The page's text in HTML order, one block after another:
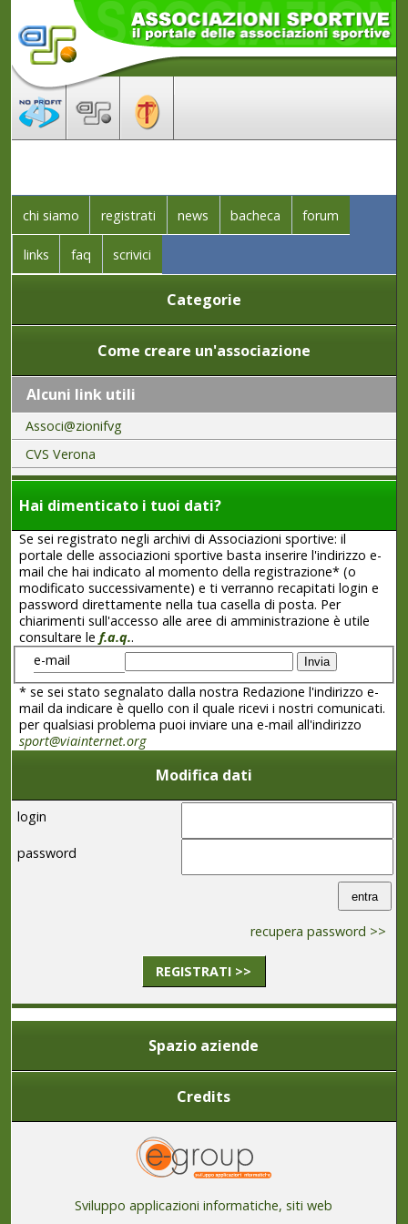
chi siamo registrati news bacheca forum
links faq scrivici
Categorie
Come creare un'associazione
Alcuni link utili
Associ@zionifvg
CVS Verona
Hai dimenticato i tuoi dati?
Se sei registrato negli archivi di Associazioni sportive: il
portale delle associazioni sportive basta inserire l'indirizzo e-
mail che hai indicato al momento della registrazione* (o
modificato successivamente) e ti verranno recapitati login e
password direttamente nella tua casella di posta. Per
chiarimenti sull'accesso alle aree di amministrazione è utile
consultare le f.a.q..
e-mail
* se sei stato segnalato dalla nostra Redazione l'indirizzo e-
mail da indicare è quello con il quale ricevi i nostri comunicati.
per qualsiasi problema puoi inviare una e-mail all'indirizzo
sport@viainternet.org
Modifica dati
login
password
recupera password >>
REGISTRATI >>
Spazio aziende
Credits
Sviluppo applicazioni informatiche, siti web